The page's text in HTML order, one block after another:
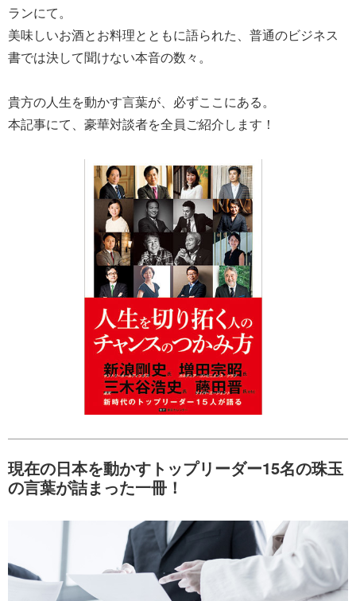
ランにて。
美味しいお酒とお料理とともに語られた、普通のビジネス
書では決して聞けない本音の数々。
貴方の人生を動かす言葉が、必ずここにある。
本記事にて、豪華対談者を全員ご紹介します！
現在の日本を動かすトップリーダー15名の珠玉
の言葉が詰まった一冊！